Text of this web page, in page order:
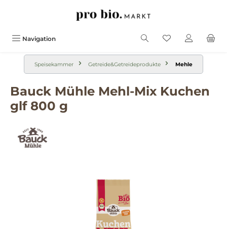
Navigation
Speisekammer Getreide&Getreideprodukte Mehle
Bauck Mühle Mehl-Mix Kuchen
glf 800 g